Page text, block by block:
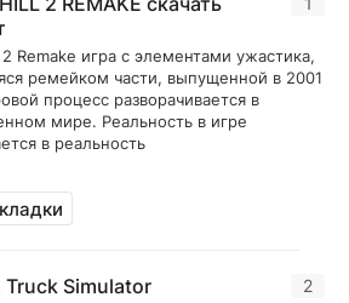
Remake игра с элементами ужастика,
ремейком части, выпущенной в 2001
процесс разворачивается в
мире. Реальность в игре
в реальность
2
Truck Simulator